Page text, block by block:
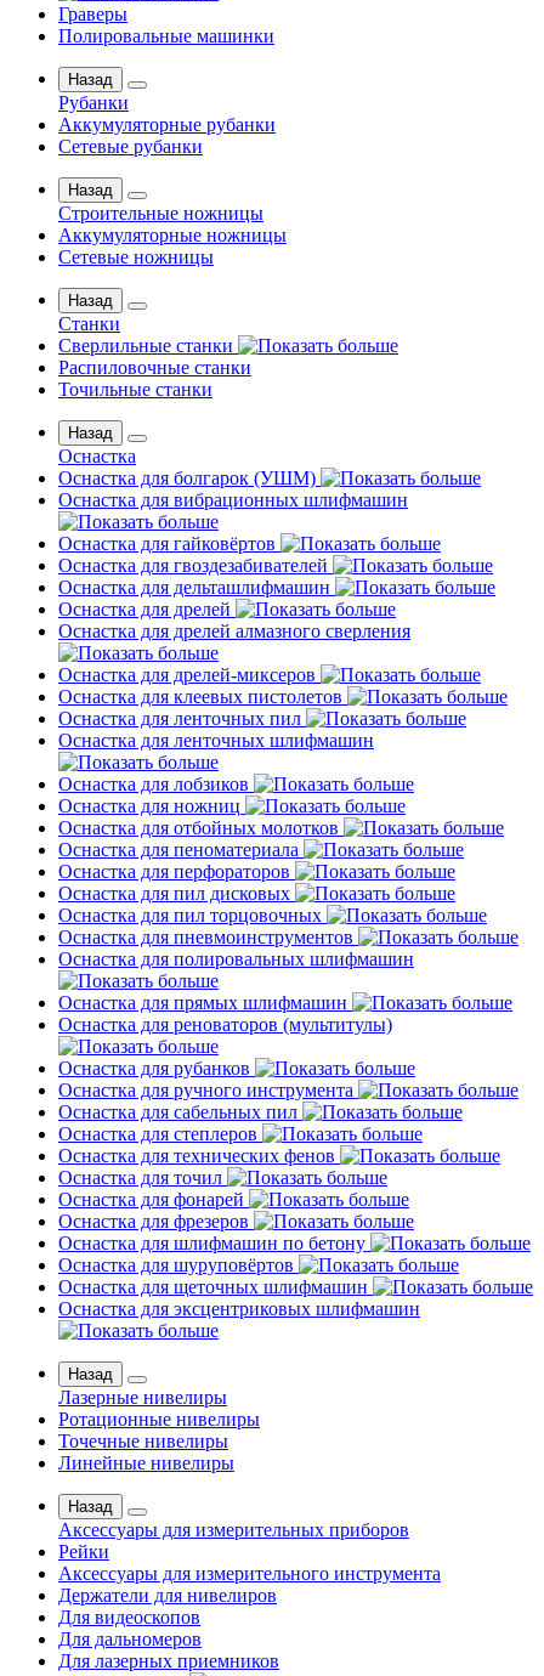
Граверы
Полировальные машинки
Назад
Рубанки
Аккумуляторные рубанки
Сетевые рубанки
Назад
Строительные ножницы
Аккумуляторные ножницы
Сетевые ножницы
Назад
Станки
Сверлильные станки
Распиловочные станки
Точильные станки
Назад
Оснастка
Оснастка для болгарок (УШМ)
Оснастка для вибрационных шлифмашин
Оснастка для гайковёртов
Оснастка для гвоздезабивателей
Оснастка для дельташлифмашин
Оснастка для дрелей
Оснастка для дрелей алмазного сверления
Оснастка для дрелей-миксеров
Оснастка для клеевых пистолетов
Оснастка для ленточных пил
Оснастка для ленточных шлифмашин
Оснастка для лобзиков
Оснастка для ножниц
Оснастка для отбойных молотков
Оснастка для пеноматериала
Оснастка для перфораторов
Оснастка для пил дисковых
Оснастка для пил торцовочных
Оснастка для пневмоинструментов
Оснастка для полировальных шлифмашин
Оснастка для прямых шлифмашин
Оснастка для реноваторов (мультитулы)
Оснастка для рубанков
Оснастка для ручного инструмента
Оснастка для сабельных пил
Оснастка для степлеров
Оснастка для технических фенов
Оснастка для точил
Оснастка для фонарей
Оснастка для фрезеров
Оснастка для шлифмашин по бетону
Оснастка для шуруповёртов
Оснастка для щеточных шлифмашин
Оснастка для эксцентриковых шлифмашин
Назад
Лазерные нивелиры
Ротационные нивелиры
Точечные нивелиры
Линейные нивелиры
Назад
Аксессуары для измерительных приборов
Рейки
Аксессуары для измерительного инструмента
Держатели для нивелиров
Для видеоскопов
Для дальномеров
Для лазерных приемников